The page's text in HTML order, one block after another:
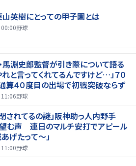
山英樹にとっての甲子園とは
野球
馬淵史郎監督が引き際について語る
れと言ってくれてるんですけど…」７０
算４０度目の出場で初戦突破ならず
野球
されてるの謎」阪神助っ人内野手
む声 連日のマルチ安打でアピール
げたって〜」
野球